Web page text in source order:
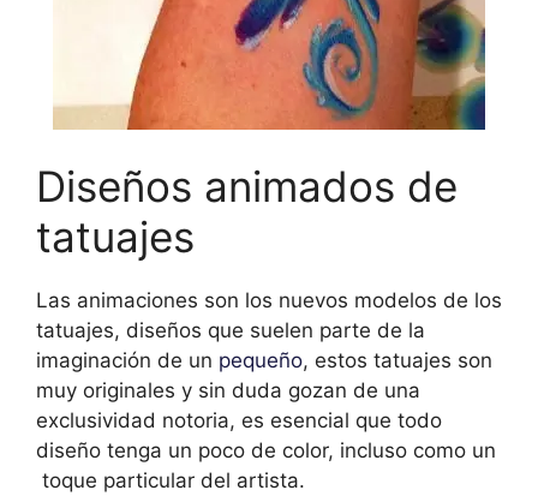
Diseños animados de
tatuajes
Las animaciones son los nuevos modelos de los
tatuajes, diseños que suelen parte de la
imaginación de un pequeño, estos tatuajes son
muy originales y sin duda gozan de una
exclusividad notoria, es esencial que todo
diseño tenga un poco de color, incluso como un
toque particular del artista.